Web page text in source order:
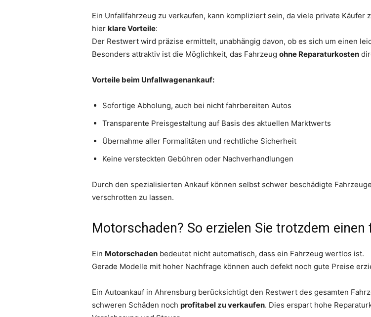
Ein Unfallfahrzeug zu verkaufen, kann kompliziert sein, da viele private
hier klare Vorteile:
Der Restwert wird präzise ermittelt, unabhängig davon, ob es sich um einen
Besonders attraktiv ist die Möglichkeit, das Fahrzeug ohne Reparaturkosten
Vorteile beim Unfallwagenankauf:
Sofortige Abholung, auch bei nicht fahrbereiten Autos
Transparente Preisgestaltung auf Basis des aktuellen Marktwerts
Übernahme aller Formalitäten und rechtliche Sicherheit
Keine versteckten Gebühren oder Nachverhandlungen
Durch den spezialisierten Ankauf können selbst schwer beschädigte Fahrzeuge
verschrotten zu lassen.
Motorschaden? So erzielen Sie trotzdem einen
Ein Motorschaden bedeutet nicht automatisch, dass ein Fahrzeug wertlos ist.
Gerade Modelle mit hoher Nachfrage können auch defekt noch gute Preise
Ein Autoankauf in Ahrensburg berücksichtigt den Restwert des gesamten
schweren Schäden noch profitabel zu verkaufen. Dies erspart hohe